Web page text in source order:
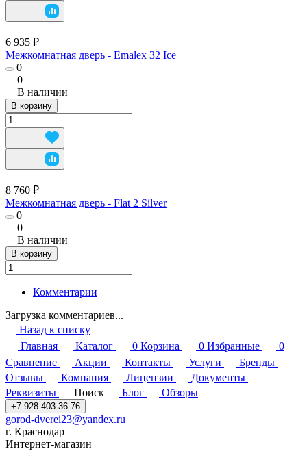
6 935 ₽
Межкомнатная дверь - Emalex 32 Ice
0
0
В наличии
В корзину
8 760 ₽
Межкомнатная дверь - Flat 2 Silver
0
0
В наличии
В корзину
Комментарии
Загрузка комментариев...
Назад к списку
Главная
Каталог 0 Корзина 0 Избранные
0
Сравнение
Акции Контакты Услуги
Бренды
Отзывы
Компания Лицензии
Документы
Реквизиты
Поиск Блог Обзоры
+7 928 403-36-76
gorod-dverei23@yandex.ru
г. Краснодар
Интернет-магазин